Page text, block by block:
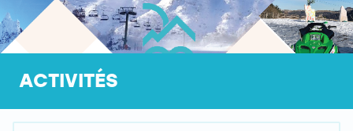
ACTIVITÉS